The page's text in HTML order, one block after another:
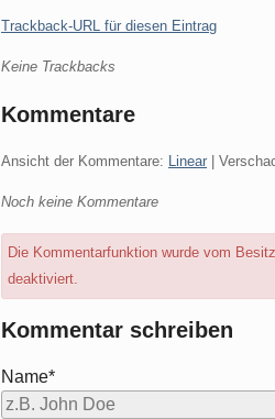
Trackback-URL für diesen Eintrag
Keine Trackbacks
Kommentare
Ansicht der Kommentare: Linear |
Noch keine Kommentare
Die Kommentarfunktion wurde vom
deaktiviert.
Kommentar schreiben
Name*